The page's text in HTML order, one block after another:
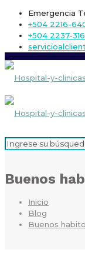
Emergencia
+504 2216-
+504 2237-
Buenos
Inicio
Blog
Buenos